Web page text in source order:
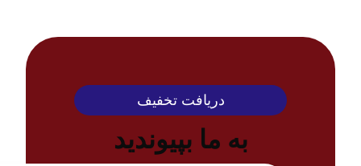
دریافت تخفیف
به ما بپیوندید